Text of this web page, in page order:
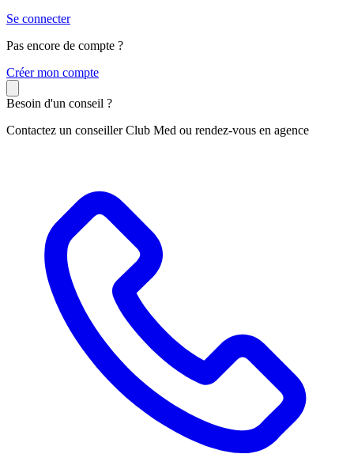
Se connecter
Pas encore de compte ?
Créer mon compte
Besoin d'un conseil ?
Contactez un conseiller Club Med ou rendez-vous en agence